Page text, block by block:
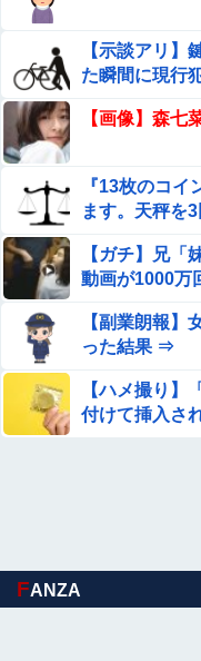
て男が勃起する前に射
【画像】 美少女「
を履いてみてくださ
【発見】 発達っぽい
い』だよな
【悲報】嫁と不倫相
請求された結果がコレ
【赤っ恥】「航空機事
いう発表は嫌い。人
ミ殺到も「自分が気に
【愕然】念願の彼女
ない素性が見えてきた
さんま「どこでもドア
んか？？？？？？？？
【悲報】イッヌさん、
引き・・・
【示談アリ】
た瞬間に現行
【画像】森七
『13枚のコ
ます。天秤を
【ガチ】兄
動画が1000万
【副業朗報】
った結果 ⇒
【ハメ撮り】
付けて挿入さ
FANZA